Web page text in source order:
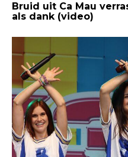
Bruid uit Ca Mau
als dank (video)